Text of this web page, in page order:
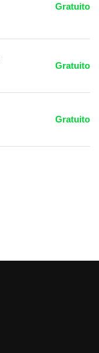
Gratuito
Gratuito
Gratuito